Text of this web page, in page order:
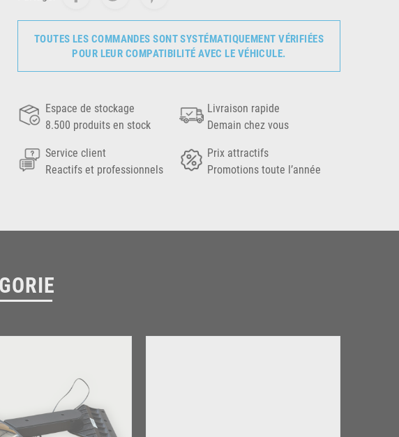
TOUTES LES COMMANDES SONT SYSTÉMATIQUEMENT VÉRIFIÉES
POUR LEUR COMPATIBILITÉ AVEC LE VÉHICULE.
Espace de stockage
8.500 produits en stock
Livraison rapide
Demain chez vous
Service client
Reactifs et professionnels
Prix attractifs
Promotions toute l’année